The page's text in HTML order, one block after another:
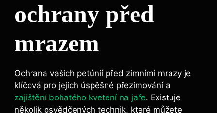
ochrany před
mrazem
Ochrana vašich petúnií před zimními mrazy je
klíčová pro jejich úspěšné přezimování a
zajištění bohatého kvetení na jaře. Existuje
několik osvědčených technik, které můžete